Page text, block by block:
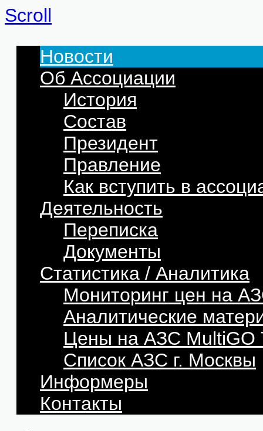
Scroll
Новости
Об Ассоциации
История
Состав
Президент
Правление
Как вступить в
Деятельность
Переписка
Документы
Статистика / Аналитика
Мониторинг цен на
Аналитические
Цены на АЗС
Список АЗС г. Москвы
Информеры
Контакты